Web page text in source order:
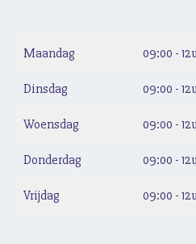
Maandag 09:00 -
Dinsdag 09:00 -
Woensdag 09:00 -
Donderdag 09:00 -
Vrijdag 09:00 -